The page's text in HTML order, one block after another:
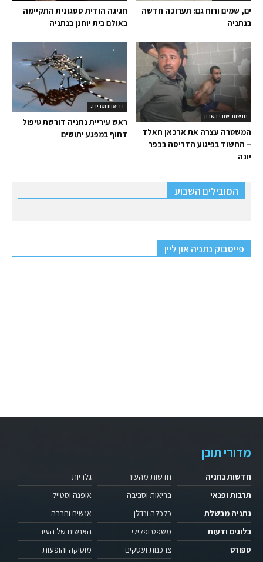
חגיגה הודית ססגונית התקיימה
באולם בית יוחנן בנתניה
ים, שמים ורוח גם: תערוכה חדשה
בנתניה
בריאות וסביבה
ראש עיריית נתניה דורשת טיפול
דחוף במפגע יתושים
חדשות ישובי השרון
המשטרה עצרה את ארכאן חאלד
– החשוד בפיגוע הדריסה בכפר
יונה
המובילים השבוע
פייסבוק נתניה און ליין
מדורי תוכן
חדשות נתניה
תרבות ופנאי
נתניה מבשלת
בלוגים ודעות
ספורט
חדשות מהעיר
בריאות וסביבה
כלכלה ונדלן
משפט ופלילי
צרכנות ועסקים
גלריות
אופנה וסטייל
אנשים וחברה
האנשים של העיר
מוסיקה והופעות